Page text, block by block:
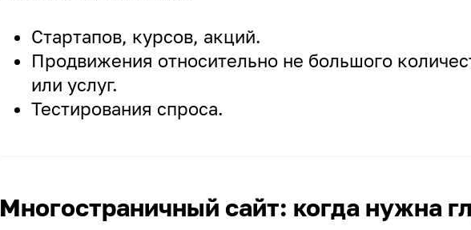
Стартапов, курсов, акций.
Продвижения относительно не большого
или услуг.
Тестирования спроса.
Многостраничный сайт: когда нужна